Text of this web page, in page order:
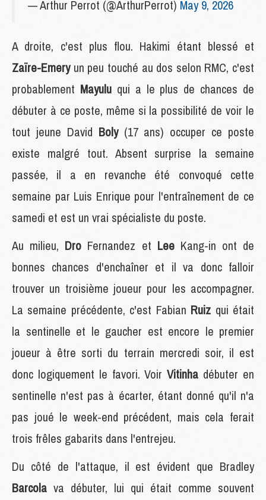
— Arthur Perrot (@ArthurPerrot) May 9, 2026
A droite, c'est plus flou. Hakimi étant blessé et
Zaïre-Emery un peu touché au dos selon RMC, c'est
probablement Mayulu qui a le plus de chances de
débuter à ce poste, même si la possibilité de voir le
tout jeune David Boly (17 ans) occuper ce poste
existe malgré tout. Absent surprise la semaine
passée, il a en revanche été convoqué cette
semaine par Luis Enrique pour l'entraînement de ce
samedi et est un vrai spécialiste du poste.
Au milieu, Dro Fernandez et Lee Kang-in ont de
bonnes chances d'enchaîner et il va donc falloir
trouver un troisième joueur pour les accompagner.
La semaine précédente, c'est Fabian Ruiz qui était
la sentinelle et le gaucher est encore le premier
joueur à être sorti du terrain mercredi soir, il est
donc logiquement le favori. VoirVitinha débuter en
sentinelle n'est pas à écarter, étant donné qu'il n'a
pas joué le week-end précédent, mais cela ferait
trois frêles gabarits dans l'entrejeu.
Du côté de l'attaque, il est évident que Bradley
Barcola va débuter, lui qui était comme souvent